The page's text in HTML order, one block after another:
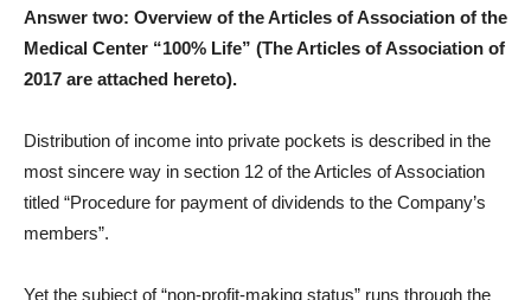
Answer two: Overview of the Articles of Association of the
Medical Center “100% Life” (The Articles of Association of
2017 are attached hereto).
Distribution of income into private pockets is described in the
most sincere way in section 12 of the Articles of Association
titled “Procedure for payment of dividends to the Company’s
members”.
Yet the subject of “non-profit-making status” runs through the